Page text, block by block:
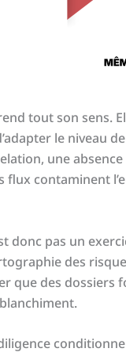
tout son sens.
le niveau
une
contaminent
donc pas un
des
que des dossiers